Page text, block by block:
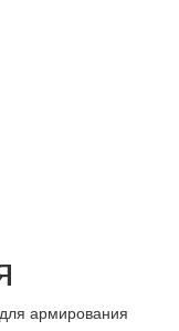
армирования